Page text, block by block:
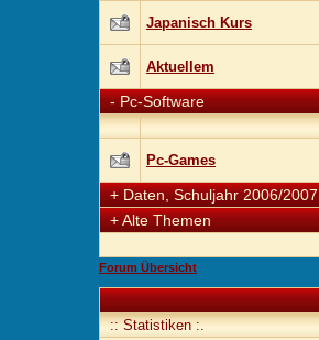
Japanisch Kurs
Aktuellem
- Pc-Software
Pc-Games
+ Daten, Schuljahr 2006/2007
+Alte Themen
Forum Übersicht
:: Statistiken :.